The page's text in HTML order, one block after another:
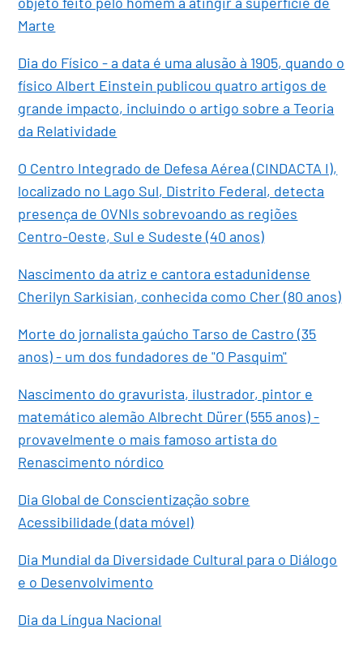
Marte
Dia do Físico - a data é uma alusão à 1905, quando o
físico Albert Einstein publicou quatro artigos de
grande impacto, incluindo o artigo sobre a Teoria
da Relatividade
O Centro Integrado de Defesa Aérea (CINDACTA I),
localizado no Lago Sul, Distrito Federal, detecta
presença de OVNIs sobrevoando as regiões
Centro-Oeste, Sul e Sudeste (40 anos)
Nascimento da atriz e cantora estadunidense
Cherilyn Sarkisian, conhecida como Cher (80 anos)
Morte do jornalista gaúcho Tarso de Castro (35
anos) - um dos fundadores de "O Pasquim"
Nascimento do gravurista, ilustrador, pintor e
matemático alemão Albrecht Dürer (555 anos) -
provavelmente o mais famoso artista do
Renascimento nórdico
Dia Global de Conscientização sobre
Acessibilidade (data móvel)
Dia Mundial da Diversidade Cultural para o Diálogo
e o Desenvolvimento
Dia da Língua Nacional